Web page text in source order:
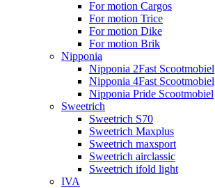
For motion Cargos
For motion Trice
For motion Dike
For motion Brik
Nipponia
Nipponia 2Fast Scootmobiel
Nipponia 4Fast Scootmobiel
Nipponia Pride Scootmobiel
Sweetrich
Sweetrich S70
Sweetrich Maxplus
Sweetrich maxsport
Sweetrich airclassic
Sweetrich ifold light
IVA